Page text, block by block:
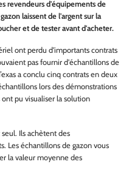
revendeurs d'équipements de
laissent de l'argent sur la
et de tester avant d'acheter.
ont perdu d'importants contrats
pas fournir d'échantillons de
a conclu cinq contrats en deux
lors des démonstrations
pu visualiser la solution
Ils achètent des
Les échantillons de gazon vous
la valeur moyenne des